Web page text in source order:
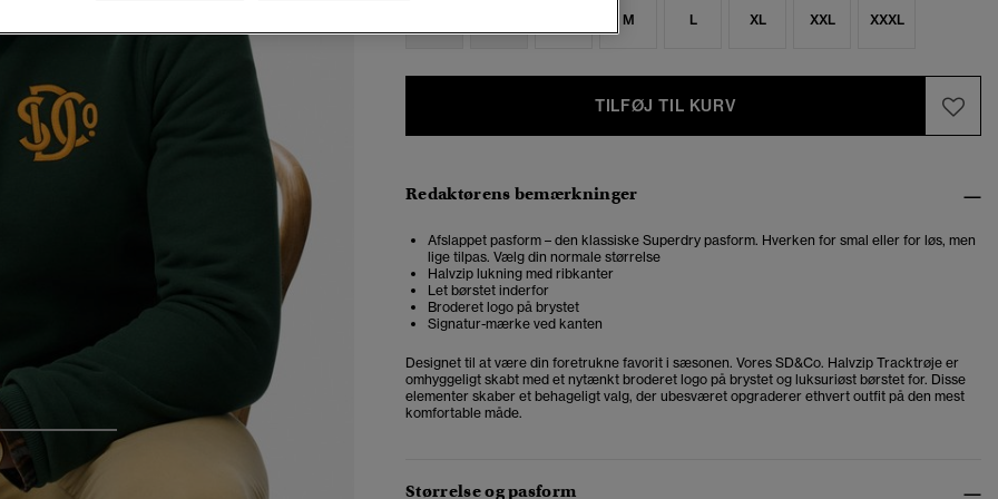
3
M L XL XXL XXXL
TILFØJ TIL KURV
Redaktørens bemærkninger
Afslappet pasform – den klassiske Superdry pasform. Hverken for smal eller for løs, men
lige tilpas. Vælg din normale størrelse
Halvzip lukning med ribkanter
Let børstet inderfor
Broderet logo på brystet
Signatur-mærke ved kanten
Designet til at være din foretrukne favorit i sæsonen. Vores SD&Co. Halvzip Tracktrøje er
omhyggeligt skabt med et nytænkt broderet logo på brystet og luksuriøst børstet for. Disse
elementer skaber et behageligt valg, der ubesværet opgraderer ethvert outfit på den mest
komfortable måde.
Størrelse og pasform